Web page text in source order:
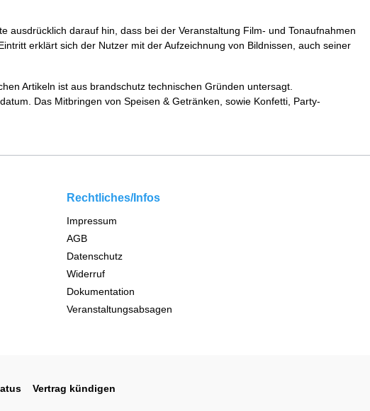
ausdrücklich darauf hin, dass bei der Veranstaltung Film- und Tonaufnahmen
erklärt sich der Nutzer mit der Aufzeichnung von Bildnissen, auch seiner
Artikeln ist aus brandschutz technischen Gründen untersagt.
Das Mitbringen von Speisen & Getränken, sowie Konfetti, Party-
Rechtliches/Infos
Impressum
AGB
Datenschutz
Widerruf
Dokumentation
Veranstaltungsabsagen
Vertrag kündigen